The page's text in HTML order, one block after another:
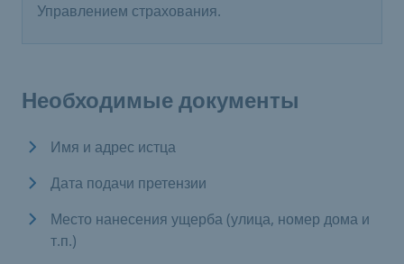
Управлением страхования.
Необходимые документы
Имя и адрес истца
Дата подачи претензии
Место нанесения ущерба (улица, номер дома и
т.п.)